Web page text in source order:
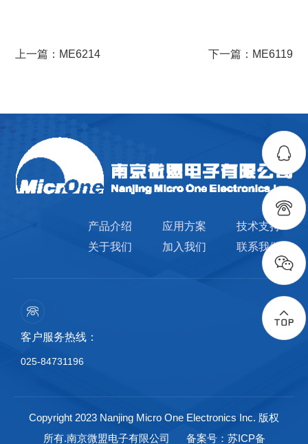
上一篇：ME6214 下一篇：ME6119
产品介绍 应用方案
技术支持
关于我们
加入我们 联系我们
客户服务热线：
025-84731196
Copyright 2023 Nanjing Micro One Electronics Inc. 版权
所有.南京微盟电子有限公司 备案号：苏ICP备